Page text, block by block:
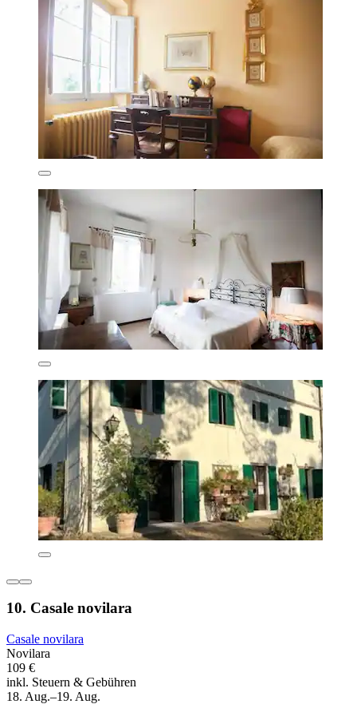
10. Casale novilara
Casale novilara
Novilara
109 €
inkl. Steuern & Gebühren
18. Aug.–19. Aug.